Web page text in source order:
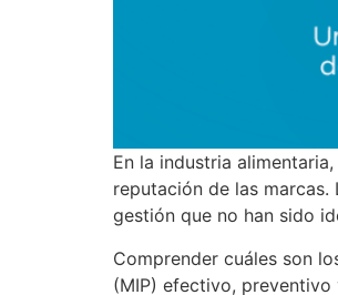
En la industria
reputación de las
gestión que no han sido
Comprender cuáles son
(MIP) efectivo,